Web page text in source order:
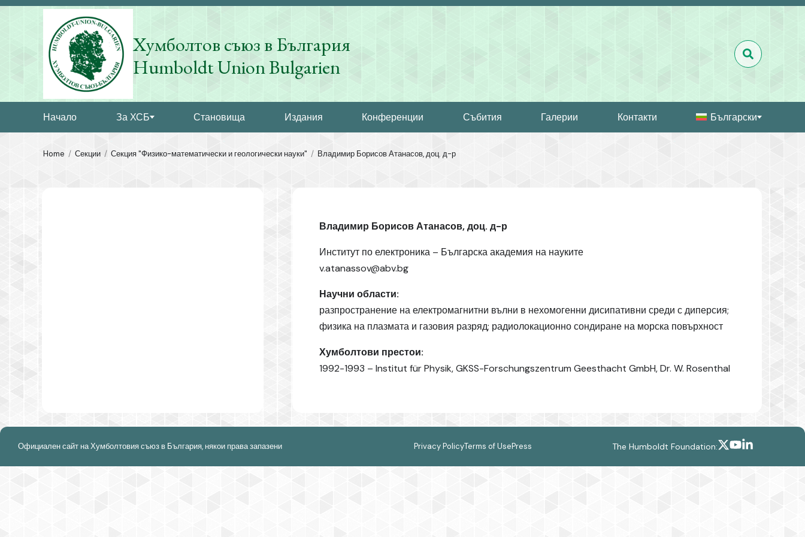
Хумболтов съюз в България
Humboldt Union Bulgarien
Начало За ХСБ Становища Издания Конференции Събития Галерии Контакти Български
Home Секции Секция "Физико-математически и геологически науки" Владимир Борисов Атанасов, доц. д-р
Владимир Борисов Атанасов, доц. д-р
Институт по електроника – Българска академия на науките
v.atanassov@abv.bg
Научни области:
разпространение на електромагнитни вълни в нехомогенни дисипативни среди с диперсия;
физика на плазмата и газовия разряд; радиолокационно сондиране на морска повърхност
Хумболтови престои:
1992-1993 – Institut für Physik, GKSS-Forschungszentrum Geesthacht GmbH, Dr. W. Rosenthal
Официален сайт на Хумболтовия съюз в България, някои права запазени Privacy PolicyTerms of UsePress The Humboldt Foundation: